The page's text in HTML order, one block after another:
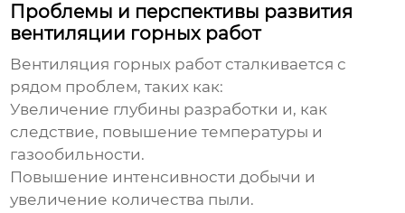
Проблемы и перспективы развития
вентиляции горных работ
Вентиляция горных работ сталкивается с
рядом проблем, таких как:
Увеличение глубины разработки и, как
следствие, повышение температуры и
газообильности.
Повышение интенсивности добычи и
увеличение количества пыли.